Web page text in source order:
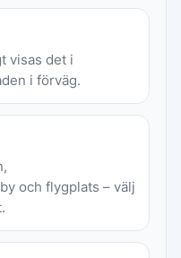
visas det i
i förväg.
och flygplats – välj